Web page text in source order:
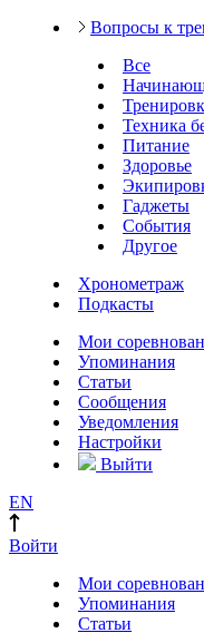
Вопросы к
Все
Техника
Питание
Здоровье
Гаджеты
События
Другое
Хронометраж
Подкасты
Мои
Упоминания
Статьи
Сообщения
Уведомления
Настройки
Выйти
EN
Войти
Мои
Упоминания
Статьи